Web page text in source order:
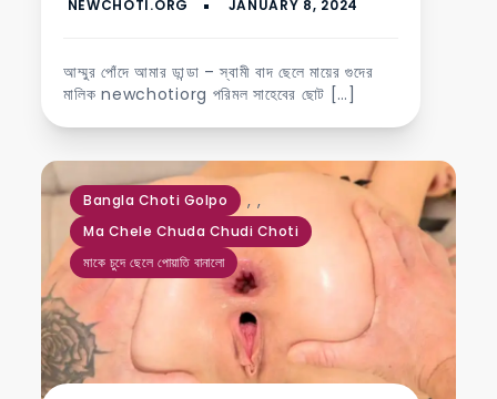
আম্মুর পোঁদে আমার ডান্ডা – স্বামী বাদ ছেলে মায়ের গুদের
মালিক newchotiorg পরিমল সাহেবের ছোট […]
Bangla Choti Golpo ,
Ma Chele Chuda Chudi Choti
,
মাকে চুদে ছেলে পোয়াতি বানালো